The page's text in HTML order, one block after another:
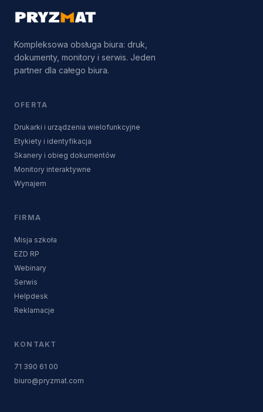
Kompleksowa obsługa biura: druk,
dokumenty, monitory i serwis. Jeden
partner dla całego biura.
OFERTA
Drukarki i urządzenia wielofunkcyjne
Etykiety i identyfikacja
Skanery i obieg dokumentów
Monitory interaktywne
Wynajem
FIRMA
Misja szkoła
EZD RP
Webinary
Serwis
Helpdesk
Reklamacje
KONTAKT
71 390 61 00
biuro@pryzmat.com